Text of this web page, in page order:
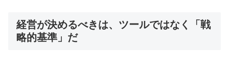
経営が決めるべきは、ツールではなく「戦
略的基準」だ